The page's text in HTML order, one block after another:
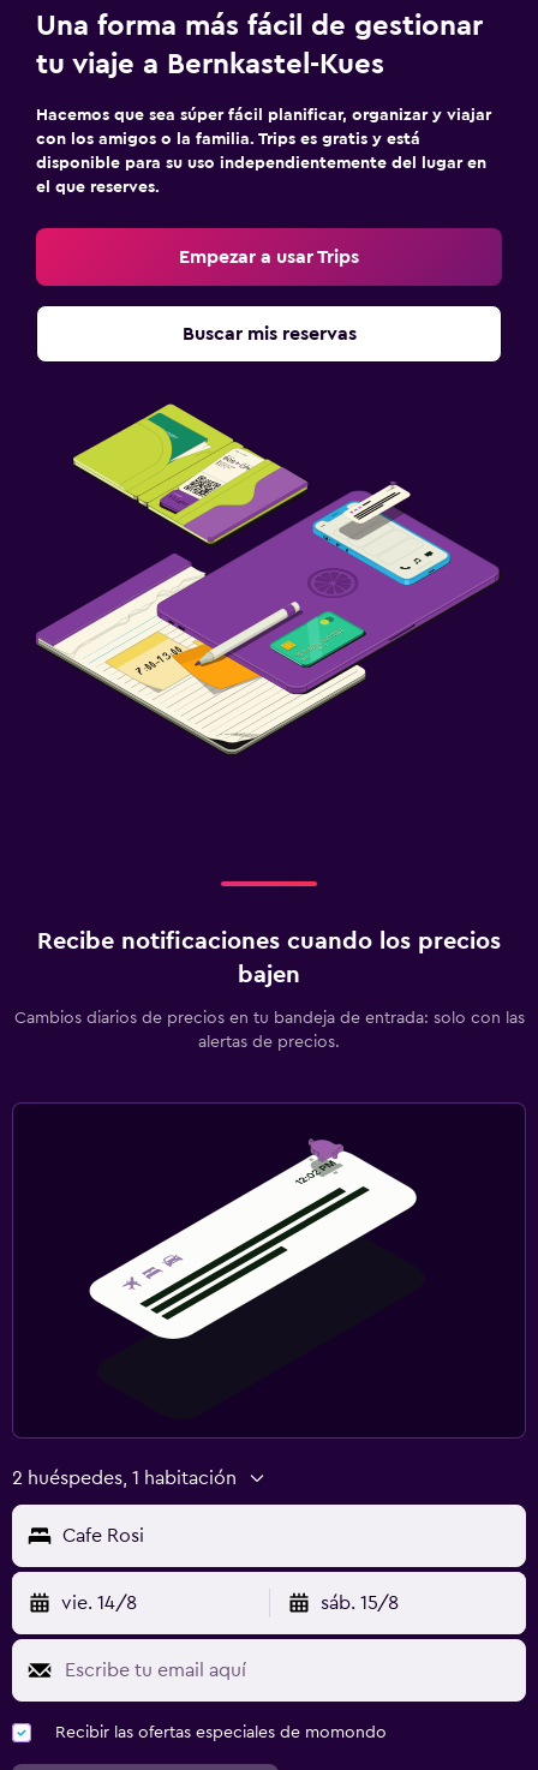
Una forma más fácil de gestionar
tu viaje a Bernkastel-Kues
Hacemos que sea súper fácil planificar, organizar y viajar
con los amigos o la familia. Trips es gratis y está
disponible para su uso independientemente del lugar en
el que reserves.
Empezar a usar Trips
Buscar mis reservas
Recibe notificaciones cuando los precios
bajen
Cambios diarios de precios en tu bandeja de entrada: solo con las
alertas de precios.
2 huéspedes, 1 habitación
Cafe Rosi
vie. 14/8 sáb. 15/8
Recibir las ofertas especiales de momondo